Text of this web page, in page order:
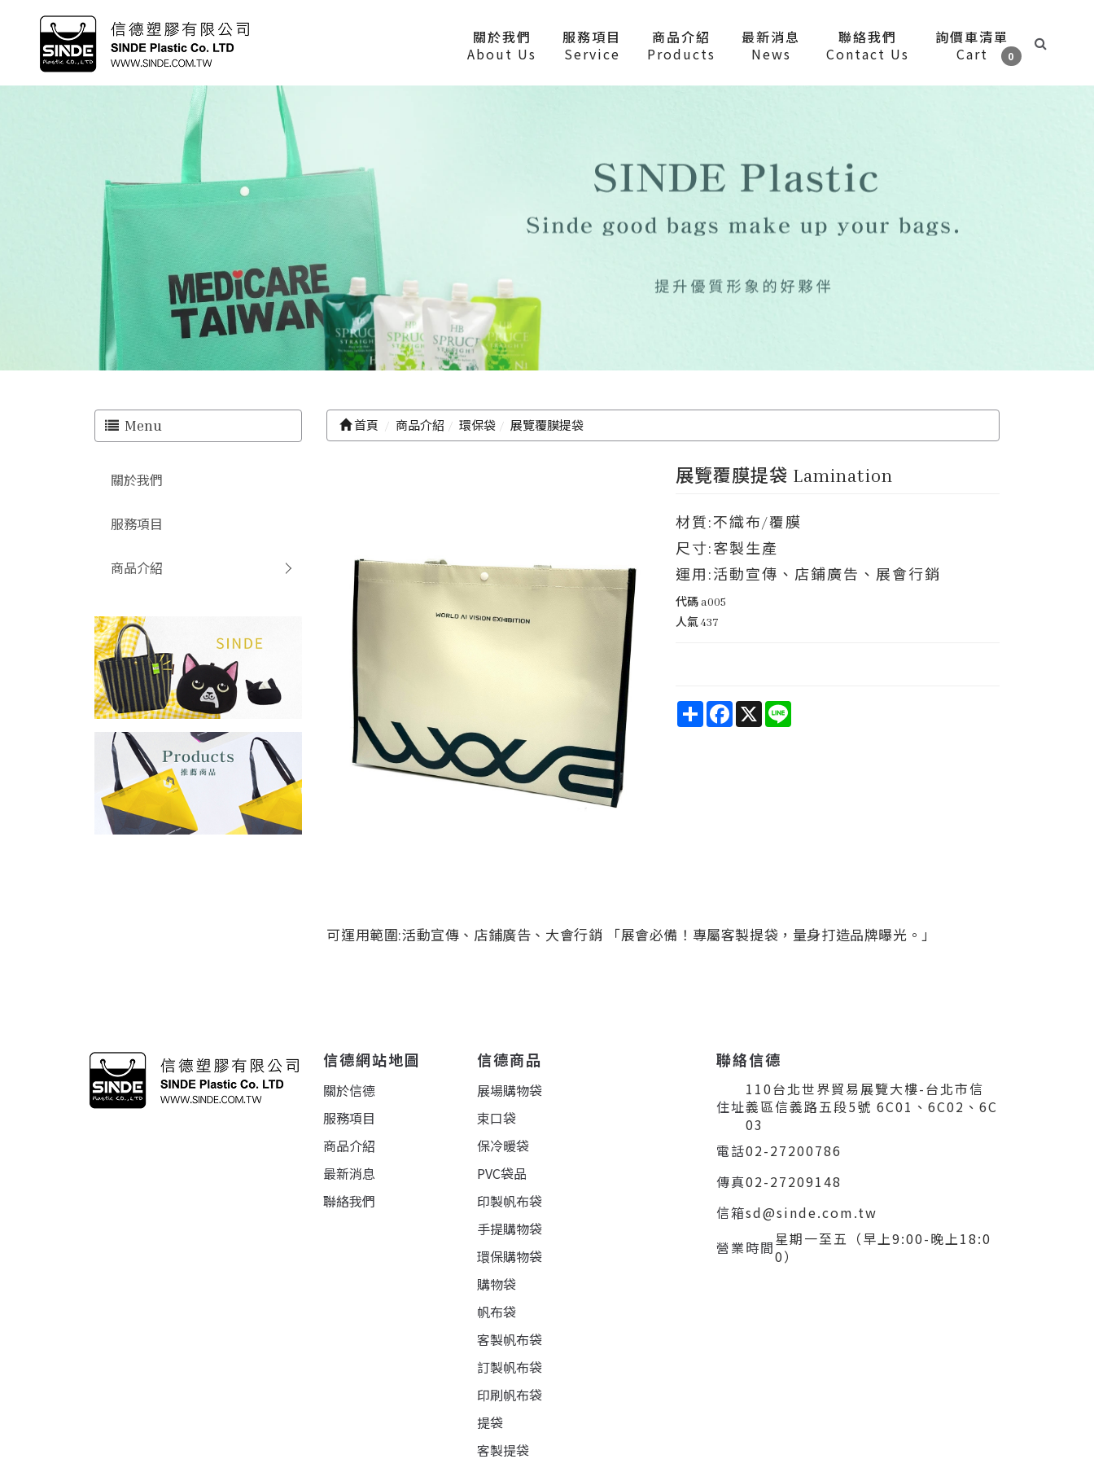
關於我們
About Us
服務項目
Service
商品介紹
Products
最新消息
News
聯絡我們
Contact Us
詢價車清單
Cart 0
Menu
關於我們
服務項目
商品介紹
首頁 商品介紹 環保袋 展覽覆膜提袋
展覽覆膜提袋 Lamination
材質:不織布/覆膜
尺寸:客製生產
運用:活動宣傳、店鋪廣告、展會行銷
代碼a005
人氣437
ShareFacebook
X Line
可運用範圍:活動宣傳、店鋪廣告、大會行銷 「展會必備！專屬客製提袋，量身打造品牌曝光。」
信德網站地圖
關於信德
服務項目
商品介紹
最新消息
聯絡我們
信德商品
展場購物袋
束口袋
保冷暖袋
PVC袋品
印製帆布袋
手提購物袋
環保購物袋
購物袋
帆布袋
客製帆布袋
訂製帆布袋
印刷帆布袋
提袋
客製提袋
聯絡信德
住址
110台北世界貿易展覽大樓-台北市信
義區信義路五段5號 6C01、6C02、6C
03
電話02-27200786
傳真02-27209148
信箱sd@sinde.com.tw
營業時間星期一至五（早上9:00-晚上18:0
0）